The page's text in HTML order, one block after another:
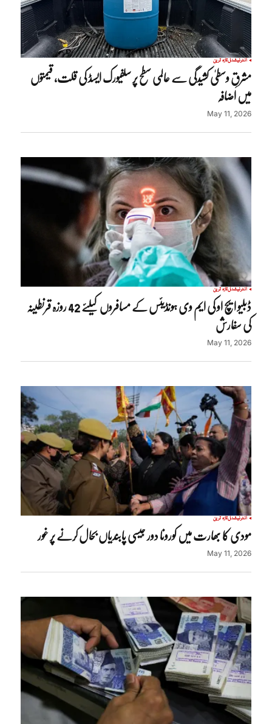
انٹرنیشنلتازہ ترین
مشرقِ وسطیٰ کشیدگی سے عالمی سطح پر سلفیورک ایسڈ کی قلت، قیمتوں
میں اضافہ
May 11, 2026
انٹرنیشنلتازہ ترین
ڈبلیو ایچ او کی ایم وی ہونڈیئس کے مسافروں کیلئے 42 روزہ قرنطینہ
کی سفارش
May 11, 2026
انٹرنیشنلتازہ ترین
مودی کا بھارت میں کورونا دور جیسی پابندیاں بحال کرنے پر غور
May 11, 2026